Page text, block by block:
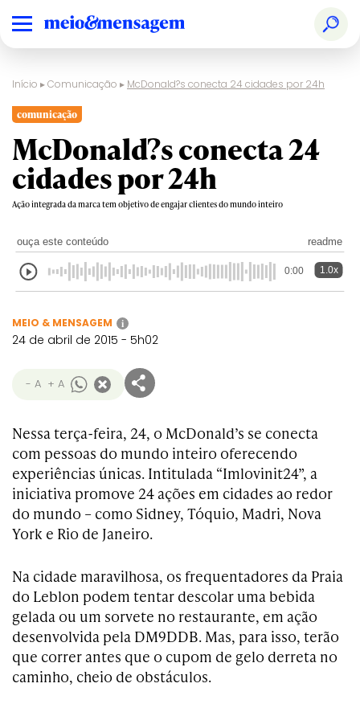
Início ▸Comunicação ▸ McDonald?s conecta 24 cidades por 24h
comunicação
McDonald?s conecta 24
cidades por 24h
Ação integrada da marca tem objetivo de engajar clientes do mundo inteiro
ouça este conteúdo readme
0:00 1.0x
MEIO & MENSAGEM i
24 de abril de 2015 - 5h02
- A + A
Nessa terça-feira, 24, o McDonald’s se conecta
com pessoas do mundo inteiro oferecendo
experiências únicas. Intitulada “Imlovinit24”, a
iniciativa promove 24 ações em cidades ao redor
do mundo – como Sidney, Tóquio, Madri, Nova
York e Rio de Janeiro.
Na cidade maravilhosa, os frequentadores da Praia
do Leblon podem tentar descolar uma bebida
gelada ou um sorvete no restaurante, em ação
desenvolvida pela DM9DDB. Mas, para isso, terão
que correr antes que o cupom de gelo derreta no
caminho, cheio de obstáculos.